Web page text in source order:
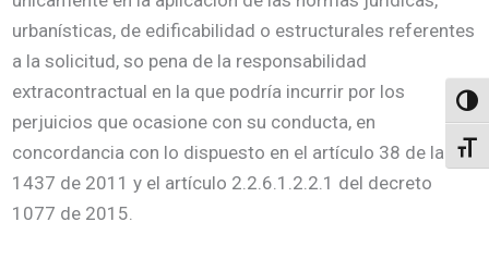
urbanísticas, de edificabilidad o estructurales referentes
a la solicitud, so pena de la responsabilidad
extracontractual en la que podría incurrir por los
perjuicios que ocasione con su conducta, en
concordancia con lo dispuesto en el artículo 38 de la ley
1437 de 2011 y el artículo 2.2.6.1.2.2.1 del decreto
1077 de 2015.